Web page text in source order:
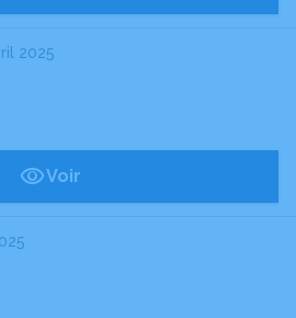
2025
Voir